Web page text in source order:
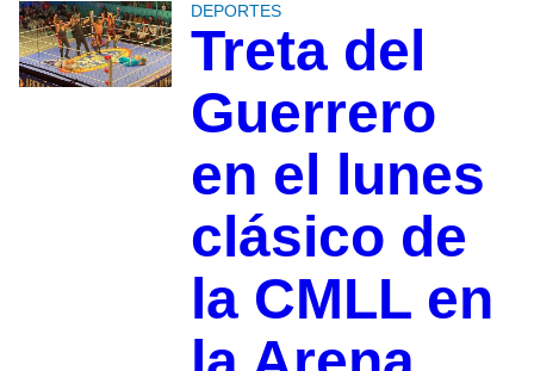
DEPORTES
Treta del
Guerrero
en el lunes
clásico de
la CMLL en